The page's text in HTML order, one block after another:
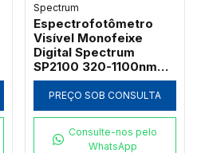
Spectrum
Espectrofotômetro
Visível Monofeixe
Digital Spectrum
SP2100 320-1100nm
com Suporte 4
Cubetas de 50mm e
Software PC
PREÇO SOB CONSULTA
Consulte-nos pelo
WhatsApp